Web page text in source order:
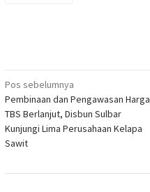
Navigasi
pos
Pos sebelumnya
Pembinaan dan Pengawasan Harga
TBS Berlanjut, Disbun Sulbar
Kunjungi Lima Perusahaan Kelapa
Sawit